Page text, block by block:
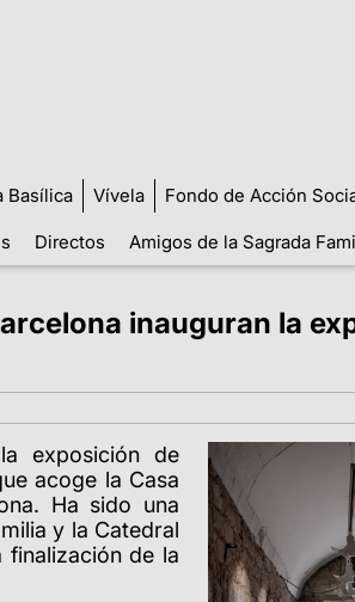
Basílica Vívela Fondo de Acción
Directos Amigos de la Sagrada
inauguran la
exposición de
acoge la Casa
Ha sido una
y la Catedral
de la